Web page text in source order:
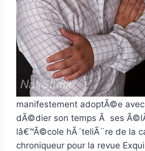
manifestement adoptÃ©e
dÃ©dier son temps Ã ses
lâ€™Ã©cole hÃ´teliÃ¨re de la
chroniqueur pour la revue